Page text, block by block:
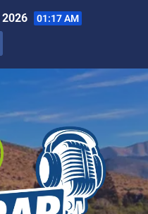
2026 01:17 AM